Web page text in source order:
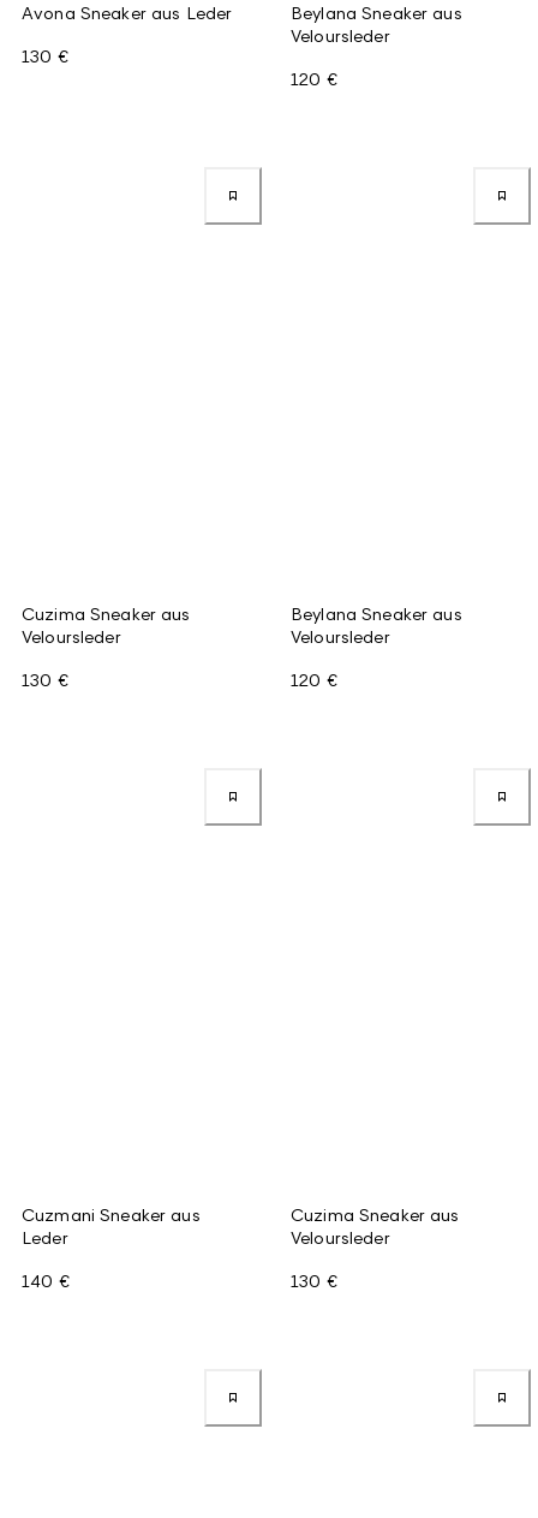
Avona Sneaker aus Leder
130 €
Beylana Sneaker aus
Veloursleder
120 €
Cuzima Sneaker aus
Veloursleder
130 €
Beylana Sneaker aus
Veloursleder
120 €
Cuzmani Sneaker aus
Leder
140 €
Cuzima Sneaker aus
Veloursleder
130 €